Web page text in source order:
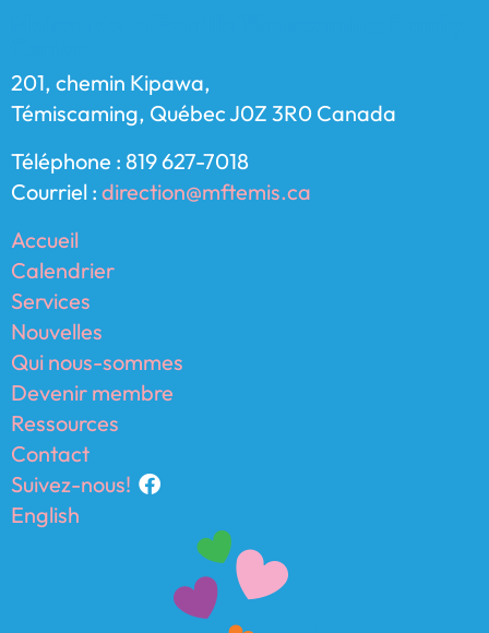
201, chemin Kipawa,
Témiscaming, Québec J0Z 3R0 Canada
Téléphone : 819 627-7018
Courriel : direction@mftemis.ca
Accueil
Calendrier
Services
Nouvelles
Qui nous-sommes
Devenir membre
Ressources
Contact
Suivez-nous!
English